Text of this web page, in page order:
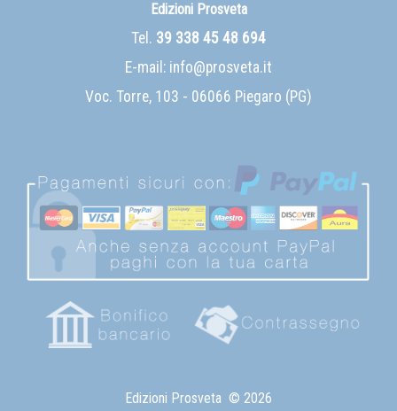
Edizioni Prosveta
Tel. 39 338 45 48 694
E-mail: info@prosveta.it
Voc. Torre, 103 - 06066 Piegaro (PG)
Edizioni Prosveta © 2026